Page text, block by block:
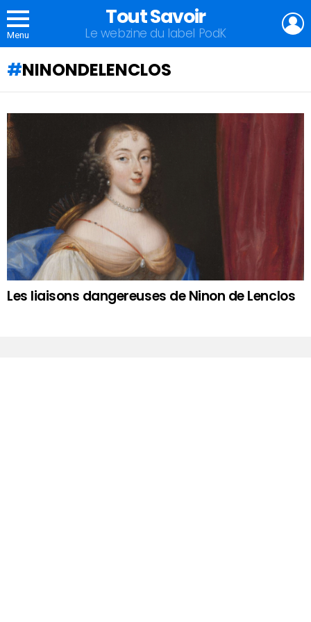
Menu
Tout Savoir
Le webzine du label PodK
NINONDELENCLOS
QU'ALLEZ-
VOUS
APPRENDRE
AUJOURD'HUI
Les liaisons dangereuses de Ninon de Lenclos